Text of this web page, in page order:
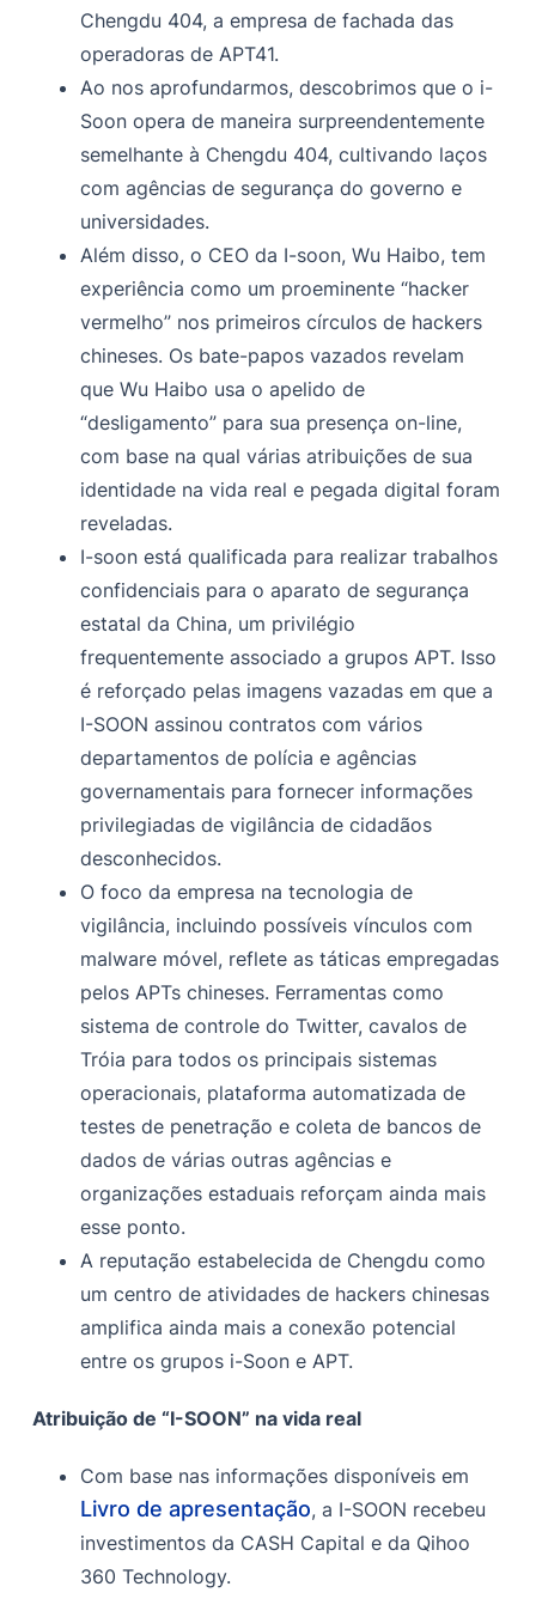
Chengdu 404, a empresa de fachada das
operadoras de APT41.
Ao nos aprofundarmos, descobrimos que o i-
Soon opera de maneira surpreendentemente
semelhante à Chengdu 404, cultivando laços
com agências de segurança do governo e
universidades.
Além disso, o CEO da I-soon, Wu Haibo, tem
experiência como um proeminente “hacker
vermelho” nos primeiros círculos de hackers
chineses. Os bate-papos vazados revelam
que Wu Haibo usa o apelido de
“desligamento” para sua presença on-line,
com base na qual várias atribuições de sua
identidade na vida real e pegada digital foram
reveladas.
I-soon está qualificada para realizar trabalhos
confidenciais para o aparato de segurança
estatal da China, um privilégio
frequentemente associado a grupos APT. Isso
é reforçado pelas imagens vazadas em que a
I-SOON assinou contratos com vários
departamentos de polícia e agências
governamentais para fornecer informações
privilegiadas de vigilância de cidadãos
desconhecidos.
O foco da empresa na tecnologia de
vigilância, incluindo possíveis vínculos com
malware móvel, reflete as táticas empregadas
pelos APTs chineses. Ferramentas como
sistema de controle do Twitter, cavalos de
Tróia para todos os principais sistemas
operacionais, plataforma automatizada de
testes de penetração e coleta de bancos de
dados de várias outras agências e
organizações estaduais reforçam ainda mais
esse ponto.
A reputação estabelecida de Chengdu como
um centro de atividades de hackers chinesas
amplifica ainda mais a conexão potencial
entre os grupos i-Soon e APT.
Atribuição de “I-SOON” na vida real
Com base nas informações disponíveis em
Livro de apresentação, a I-SOON recebeu
investimentos da CASH Capital e da Qihoo
360 Technology.